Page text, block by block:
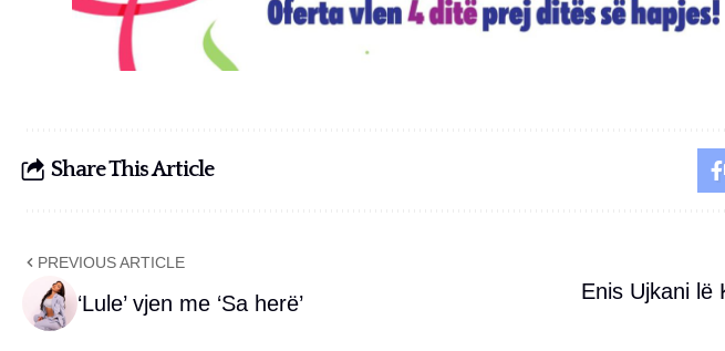
Share This Article
PREVIOUS ARTICLE
‘Lule’ vjen me ‘Sa herë’
Enis Ujkani lë